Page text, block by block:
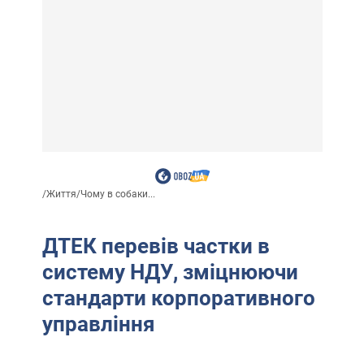
/Життя/Чому в собаки...
ДТЕК перевів частки в
систему НДУ, зміцнюючи
стандарти корпоративного
управління